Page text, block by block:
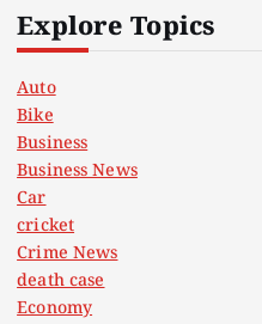
Explore Topics
Auto
Bike
Business
Business News
Car
cricket
Crime News
death case
Economy